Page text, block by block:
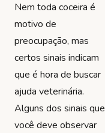
Nem toda coceira é
motivo de
preocupação, mas
certos sinais indicam
que é hora de buscar
ajuda veterinária.
Alguns dos sinais que
você deve observar